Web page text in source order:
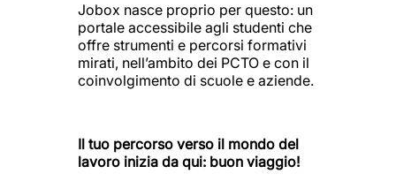
Jobox nasce proprio per questo: un
portale accessibile agli studenti che
offre strumenti e percorsi formativi
mirati, nell’ambito dei PCTO e con il
coinvolgimento di scuole e aziende.
Il tuo percorso verso il mondo del
lavoro inizia da qui: buon viaggio!